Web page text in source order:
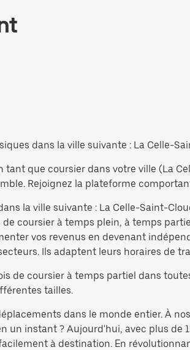
dans la ville suivante : La Celle-
que coursier dans votre ville (La
Rejoignez la plateforme
la ville suivante : La Celle-Saint-
coursier à temps plein, à temps
vos revenus en devenant
Ils adaptent leurs horaires de
de coursier à temps partiel dans
tailles.
dans le monde entier. À
un instant ? Aujourd'hui, avec plus de
à destination. En